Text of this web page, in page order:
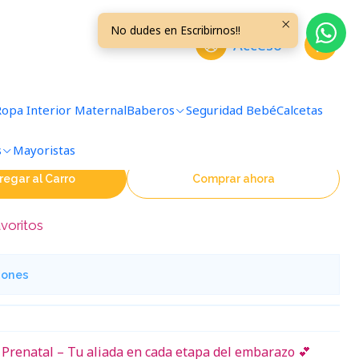
Acceso
Interior MaternalBaberos Seguridad BebéCalcetas
Mayoristas
al Carro Comprar ahora
– Tu aliada en cada etapa del embarazo 💕
No dudes en Escribirnos!!